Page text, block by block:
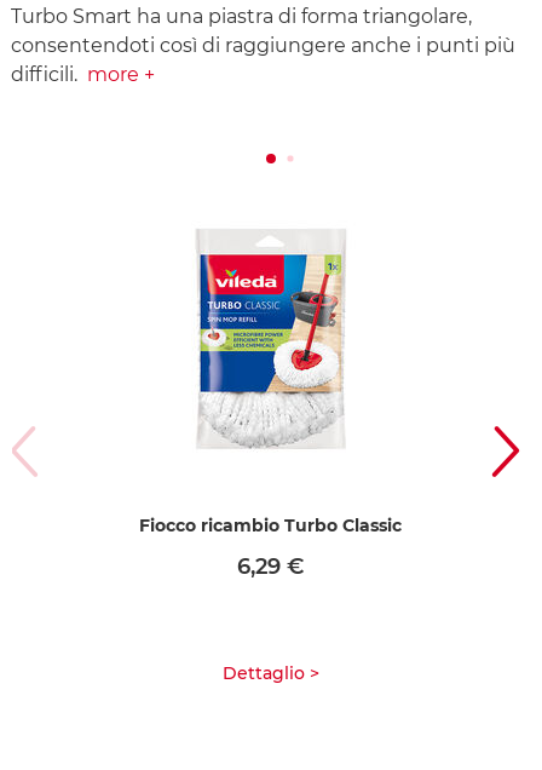
Turbo Smart ha una piastra di forma triangolare,
consentendoti così di raggiungere anche i punti più
difficili. more +
Fiocco ricambio Turbo Classic
6,29 €
Dettaglio >